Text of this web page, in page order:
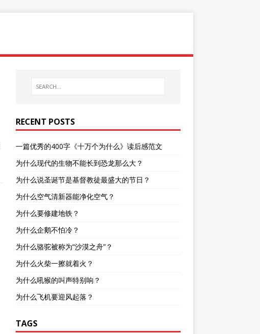
RECENT POSTS
一篇优秀的400字《十万个为什么》读后感范文
为什么现代的生物不能长到恐龙那么大？
为什么说圣诞节是基督教徒最盛大的节日？
为什么空气清新器能净化空气？
为什么要修建地铁？
为什么企鹅不怕冷？
为什么骆驼被称为“沙漠之舟”？
为什么火柴一擦就着火？
为什么吼猴的叫声特别响？
为什么飞机要迎风起落？
TAGS